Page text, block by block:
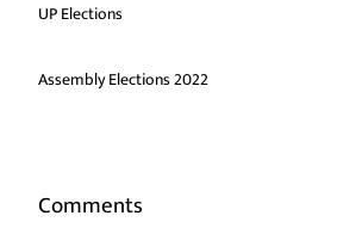
UP Elections
Assembly Elections 2022
Comments